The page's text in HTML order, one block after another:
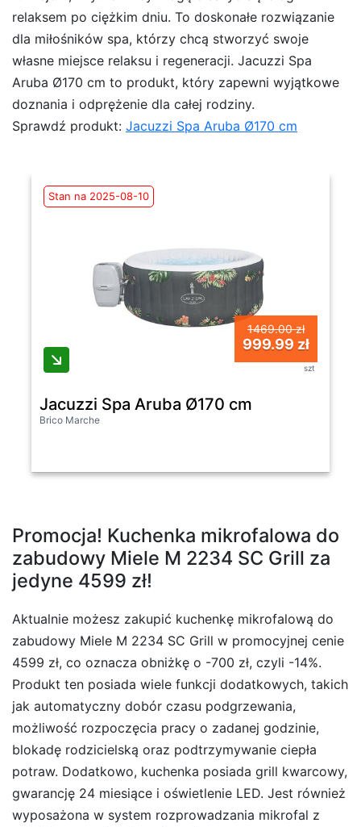
relaksem po ciężkim dniu. To doskonałe rozwiązanie
dla miłośników spa, którzy chcą stworzyć swoje
własne miejsce relaksu i regeneracji. Jacuzzi Spa
Aruba Ø170 cm to produkt, który zapewni wyjątkowe
doznania i odprężenie dla całej rodziny.
Sprawdź produkt: Jacuzzi Spa Aruba Ø170 cm
Stan na 2025-08-10
1469.00 zł
999.99 zł
szt
Jacuzzi Spa Aruba Ø170 cm
Brico Marche
Promocja! Kuchenka mikrofalowa do
zabudowy Miele M 2234 SC Grill za
jedyne 4599 zł!
Aktualnie możesz zakupić kuchenkę mikrofalową do
zabudowy Miele M 2234 SC Grill w promocyjnej cenie
4599 zł, co oznacza obniżkę o -700 zł, czyli -14%.
Produkt ten posiada wiele funkcji dodatkowych, takich
jak automatyczny dobór czasu podgrzewania,
możliwość rozpoczęcia pracy o zadanej godzinie,
blokadę rodzicielską oraz podtrzymywanie ciepła
potraw. Dodatkowo, kuchenka posiada grill kwarcowy,
gwarancję 24 miesiące i oświetlenie LED. Jest również
wyposażona w system rozprowadzania mikrofal z